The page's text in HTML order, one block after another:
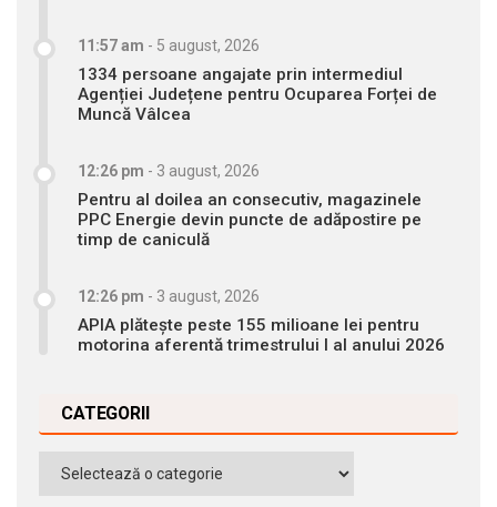
11:57 am - 5 august, 2026
1334 persoane angajate prin intermediul
Agenției Județene pentru Ocuparea Forței de
Muncă Vâlcea
12:26 pm - 3 august, 2026
Pentru al doilea an consecutiv, magazinele
PPC Energie devin puncte de adăpostire pe
timp de caniculă
12:26 pm - 3 august, 2026
APIA plătește peste 155 milioane lei pentru
motorina aferentă trimestrului I al anului 2026
CATEGORII
Categorii